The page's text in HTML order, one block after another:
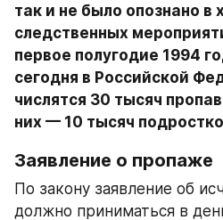
так и не было опознано в
следственных
первое полугодие 1994
сегодня в Российской
числятся 30 тысяч
них — 10 тысяч
Заявление о пропаже
По закону заявление об
должно приниматься в